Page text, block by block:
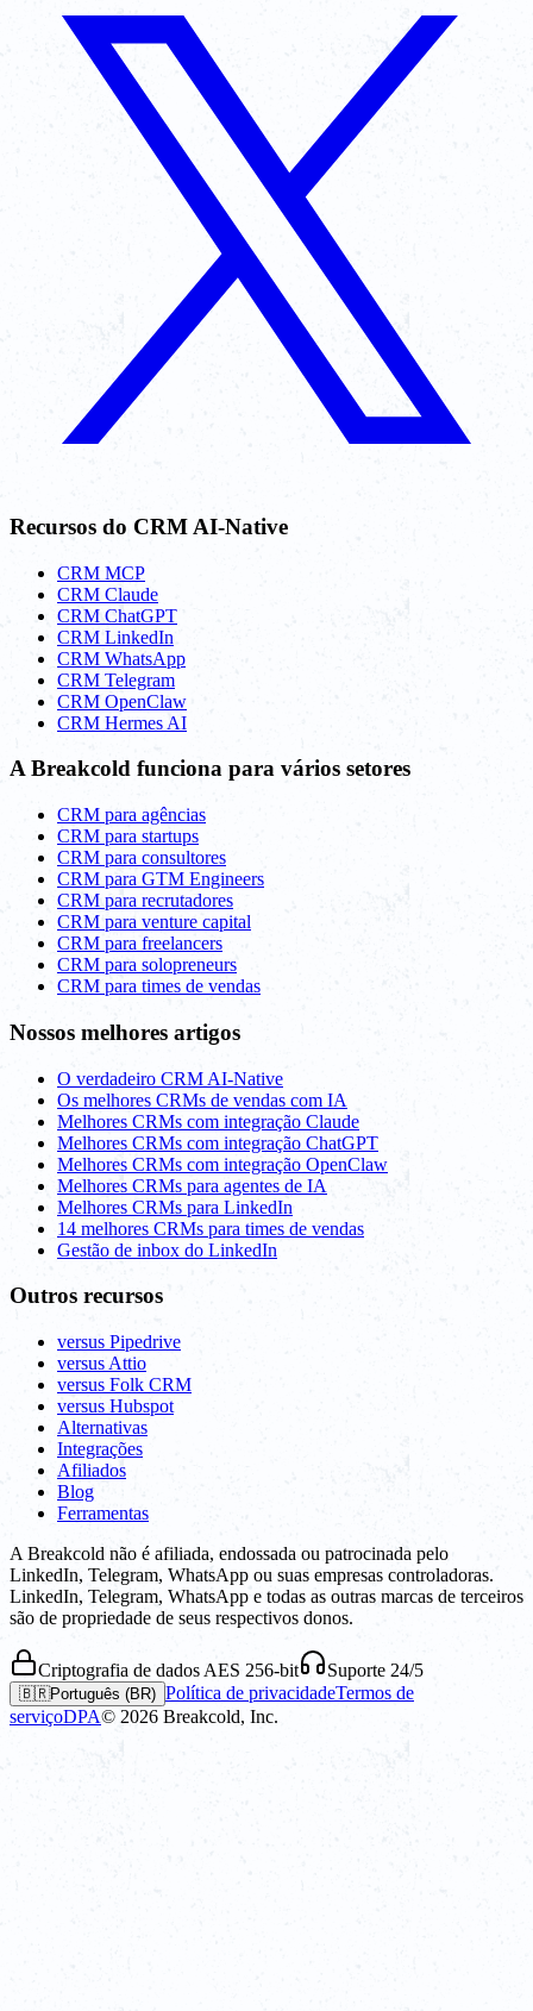
Recursos do CRM AI-Native
CRM MCP
CRM Claude
CRM ChatGPT
CRM LinkedIn
CRM WhatsApp
CRM Telegram
CRM OpenClaw
CRM Hermes AI
A Breakcold funciona para vários setores
CRM para agências
CRM para startups
CRM para consultores
CRM para GTM Engineers
CRM para recrutadores
CRM para venture capital
CRM para freelancers
CRM para solopreneurs
CRM para times de vendas
Nossos melhores artigos
O verdadeiro CRM AI-Native
Os melhores CRMs de vendas com IA
Melhores CRMs com integração Claude
Melhores CRMs com integração ChatGPT
Melhores CRMs com integração OpenClaw
Melhores CRMs para agentes de IA
Melhores CRMs para LinkedIn
14 melhores CRMs para times de vendas
Gestão de inbox do LinkedIn
Outros recursos
versus Pipedrive
versus Attio
versus Folk CRM
versus Hubspot
Alternativas
Integrações
Afiliados
Blog
Ferramentas
A Breakcold não é afiliada, endossada ou patrocinada pelo
LinkedIn, Telegram, WhatsApp ou suas empresas controladoras.
LinkedIn, Telegram, WhatsApp e todas as outras marcas de terceiros
são de propriedade de seus respectivos donos.
Criptografia de dados AES 256-bit Suporte 24/5
🇧🇷Português (BR) Política de privacidadeTermos de
serviçoDPA© 2026 Breakcold, Inc.